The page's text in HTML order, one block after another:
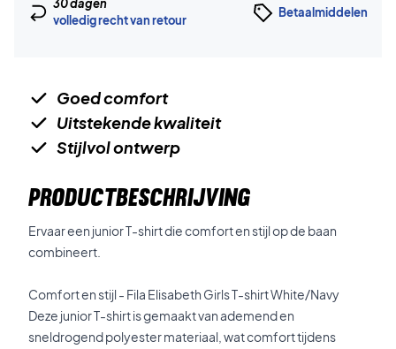
30 dagen
volledig recht van retour
Betaalmiddelen
Goed comfort
Uitstekende kwaliteit
Stijlvol ontwerp
PRODUCTBESCHRIJVING
Ervaar een junior T-shirt die comfort en stijl op de baan
combineert.
Comfort en stijl - Fila Elisabeth Girls T-shirt White/Navy
Deze junior T-shirt is gemaakt van ademend en
sneldrogend polyester materiaal, wat comfort tijdens